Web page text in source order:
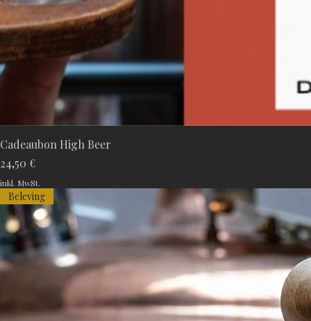
Cadeaubon High Beer
Preis
24,50 €
inkl. MwSt.
Beleving